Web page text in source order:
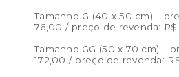
Tamanho G (40 x 50 cm) –
76,00 / preço de revenda: R$
Tamanho GG (50 x 70 cm) –
172,00 / preço de revenda: